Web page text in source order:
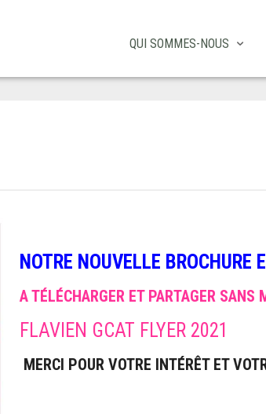
QUI SOMMES-NOUS
NOTRE NOUVELLE BROCHURE
A TÉLÉCHARGER ET PARTAGER SANS
FLAVIEN GCAT FLYER 2021
MERCI POUR VOTRE INTÉRÊT ET